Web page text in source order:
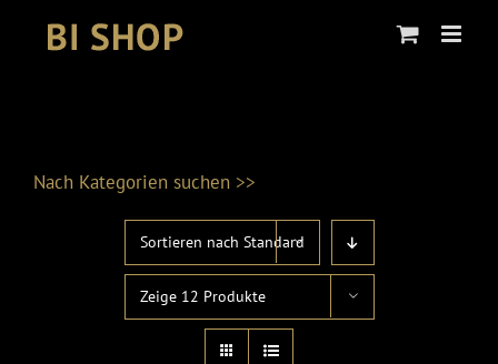
Nach Kategorien suchen >>
Produktkategorien
Sortieren nach Standard
Zeige 12 Produkte